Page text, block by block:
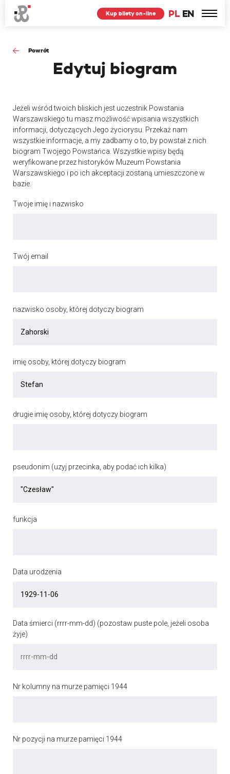
PL EN
Kup bilety on-line
Powrót
Edytuj biogram
Jeżeli wśród twoich bliskich jest uczestnik Powstania
Warszawskiego tu masz możliwość wpisania wszystkich
informacji, dotyczących Jego życiorysu. Przekaż nam
wszystkie informacje, a my zadbamy o to, by powstał z nich
biogram Twojego Powstańca. Wszystkie wpisy będą
weryfikowane przez historyków Muzeum Powstania
Warszawskiego i po ich akceptacji zostaną umieszczone w
bazie.
Twoje imię i nazwisko
Twój email
nazwisko osoby, której dotyczy biogram
imię osoby, której dotyczy biogram
drugie imię osoby, której dotyczy biogram
pseudonim (uzyj przecinka, aby podać ich kilka)
funkcja
Data urodzenia
Data śmierci (rrrr-mm-dd) (pozostaw puste pole, jeżeli osoba
żyje)
Nr kolumny na murze pamięci 1944
Nr pozycji na murze pamięci 1944